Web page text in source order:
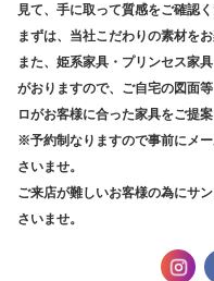
見て、手に取って質感をご確認く
まずは、当社こだわりの素材をお
また、姫系家具・プリンセス家
がおりますので、ご自宅の図面等
ロがお客様に合った家具をご提案
※予約制なりますので事前にメ
さいませ。
ご来店が難しいお客様の為にサ
さいませ。